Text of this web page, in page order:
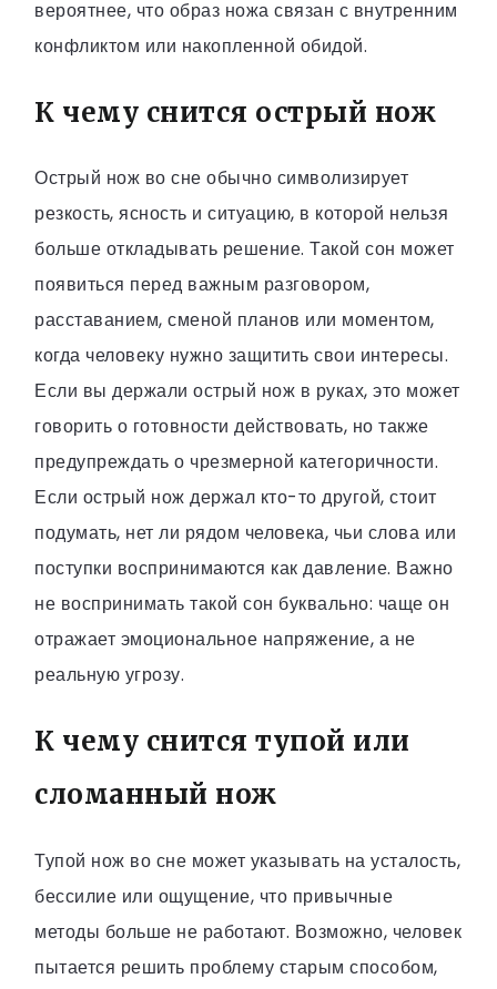
вероятнее, что образ ножа связан с внутренним
конфликтом или накопленной обидой.
К чему снится острый нож
Острый нож во сне обычно символизирует
резкость, ясность и ситуацию, в которой нельзя
больше откладывать решение. Такой сон может
появиться перед важным разговором,
расставанием, сменой планов или моментом,
когда человеку нужно защитить свои интересы.
Если вы держали острый нож в руках, это может
говорить о готовности действовать, но также
предупреждать о чрезмерной категоричности.
Если острый нож держал кто-то другой, стоит
подумать, нет ли рядом человека, чьи слова или
поступки воспринимаются как давление. Важно
не воспринимать такой сон буквально: чаще он
отражает эмоциональное напряжение, а не
реальную угрозу.
К чему снится тупой или
сломанный нож
Тупой нож во сне может указывать на усталость,
бессилие или ощущение, что привычные
методы больше не работают. Возможно, человек
пытается решить проблему старым способом,